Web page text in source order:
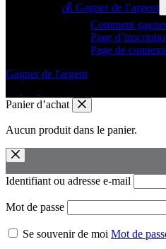
💰 Gagner de l’argent
Comment
Page
Page de
Gagner de l'argent
Panier d’achat
Aucun produit dans le panier.
Identifiant ou adresse e-mail
Mot de passe
Se souvenir de moi Mot de